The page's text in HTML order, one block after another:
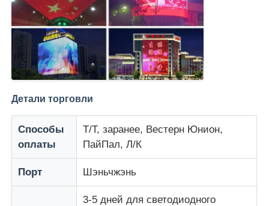
Детали торговли
Способы
оплаты
Т/Т, заранее, Вестерн Юнион,
ПайПал, Л/К
Порт Шэньчжэнь
3-5 дней для светодиодного